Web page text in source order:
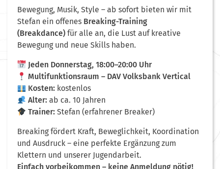
Bewegung, Musik, Style – ab sofort bieten wir mit
Stefan ein offenes Breaking-Training
(Breakdance) für alle an, die Lust auf kreative
Bewegung und neue Skills haben.
Jeden Donnerstag, 18:00–20:00 Uhr
Multifunktionsraum – DAV Volksbank Vertical
Kosten: kostenlos
Alter: ab ca. 10 Jahren
Trainer: Stefan (erfahrener Breaker)
Breaking fördert Kraft, Beweglichkeit, Koordination
und Ausdruck – eine perfekte Ergänzung zum
Klettern und unserer Jugendarbeit.
Einfach vorbeikommen – keine Anmeldung nötig!